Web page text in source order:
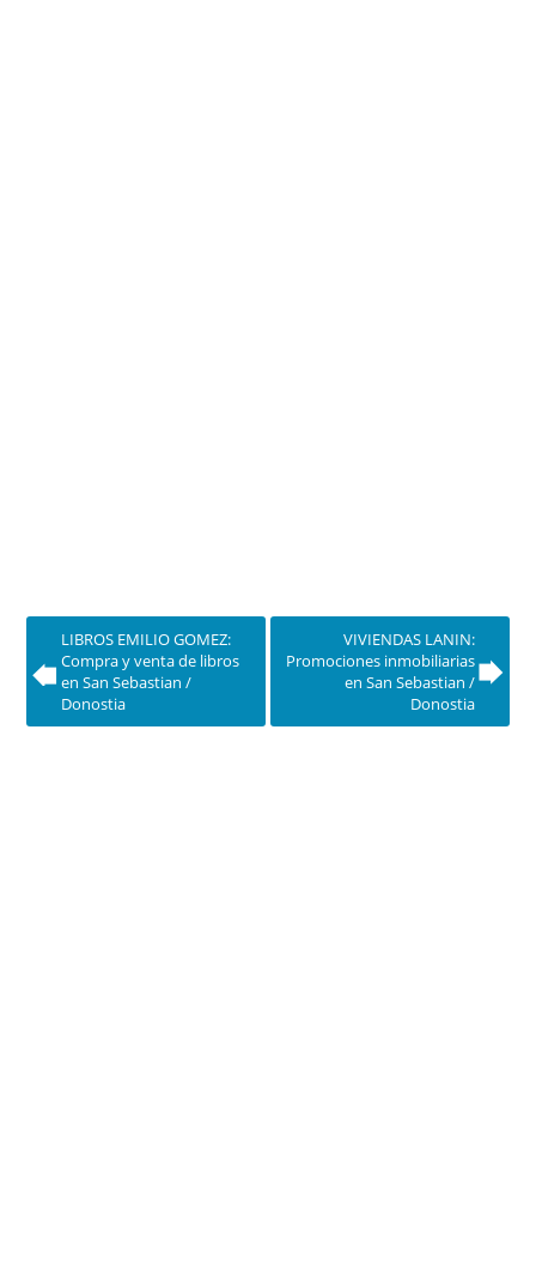
LIBROS EMILIO GOMEZ:
Compra y venta de libros
en San Sebastian /
Donostia
VIVIENDAS LANIN:
Promociones inmobiliarias
en San Sebastian /
Donostia